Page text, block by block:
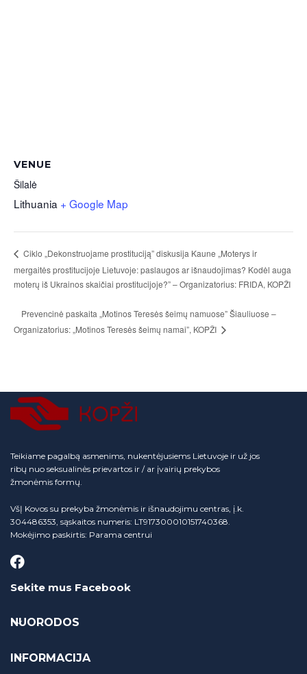
VENUE
Šilalė
Lithuania + Google Map
Ciklo „Dekonstruojame prostituciją” diskusija Kaune „Moterys ir
mergaitės prostitucijoje Lietuvoje: paslaugos ar išnaudojimas? Kodėl auga
moterų iš Ukrainos skaičiai prostitucijoje?” – Organizatorius: FRIDA, KOPŽI
Prevencinė paskaita „Motinos Teresės šeimų namuose” Šiauliuose –
Organizatorius: „Motinos Teresės šeimų namai”, KOPŽI
Teikiame pagalbą asmenims, nukentėjusiems Lietuvoje ir už jos
ribų nuo seksualinės prievartos ir / ar įvairių prekybos
žmonėmis formų.
VšĮ Kovos su prekyba žmonėmis ir išnaudojimu centras, į.k.
304486353, sąskaitos numeris: LT917300010151740368.
Mokėjimo paskirtis: Parama centrui
Sekite mus Facebook
NUORODOS
INFORMACIJA